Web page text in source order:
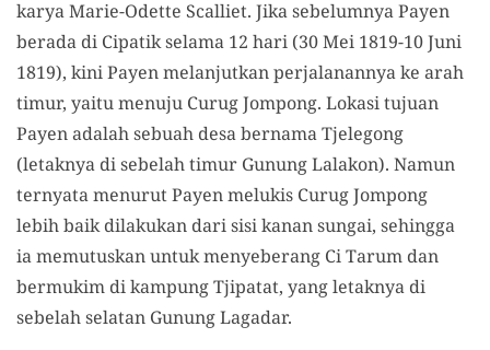
karya Marie-Odette Scalliet. Jika sebelumnya Payen
berada di Cipatik selama 12 hari (30 Mei 1819-10 Juni
1819), kini Payen melanjutkan perjalanannya ke arah
timur, yaitu menuju Curug Jompong. Lokasi tujuan
Payen adalah sebuah desa bernama Tjelegong
(letaknya di sebelah timur Gunung Lalakon). Namun
ternyata menurut Payen melukis Curug Jompong
lebih baik dilakukan dari sisi kanan sungai, sehingga
ia memutuskan untuk menyeberang Ci Tarum dan
bermukim di kampung Tjipatat, yang letaknya di
sebelah selatan Gunung Lagadar.